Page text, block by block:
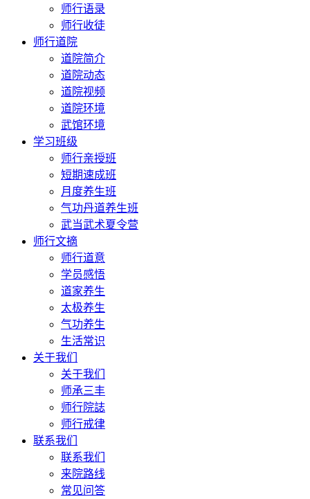
师行语录
师行收徒
师行道院
道院简介
道院动态
道院视频
道院环境
武馆环境
学习班级
师行亲授班
短期速成班
月度养生班
气功丹道养生班
武当武术夏令营
师行文摘
师行道意
学员感悟
道家养生
太极养生
气功养生
生活常识
关于我们
关于我们
师承三丰
师行院誌
师行戒律
联系我们
联系我们
来院路线
常见问答